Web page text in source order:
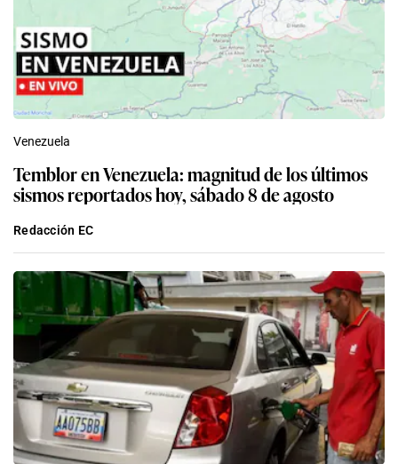
Venezuela
Temblor en Venezuela: magnitud de los últimos
sismos reportados hoy, sábado 8 de agosto
Redacción EC